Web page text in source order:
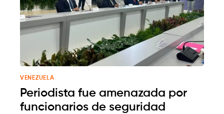
VENEZUELA
Periodista fue amenazada por
funcionarios de seguridad